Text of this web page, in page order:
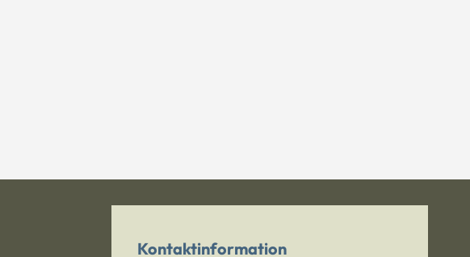
Kontaktinformation